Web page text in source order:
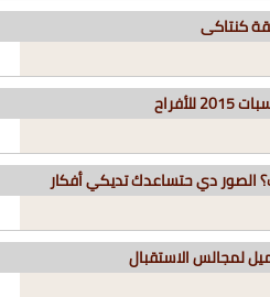
كنتاكى
الصور دي حتساعدك تديكي أفكار
لمجالس الاستقبال